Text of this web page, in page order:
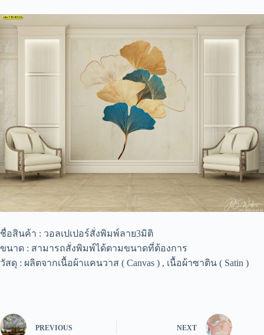
ชื่อสินค้า : วอลเปเปอร์สั่งพิมพ์ลาย3มิติ
ขนาด : สามารถสั่งพิมพ์ได้ตามขนาดที่ต้องการ
วัสดุ : ผลิตจากเนื้อผ้าแคนวาส ( Canvas ) , เนื้อผ้าซาติน ( Satin )
PREVIOUS NEXT